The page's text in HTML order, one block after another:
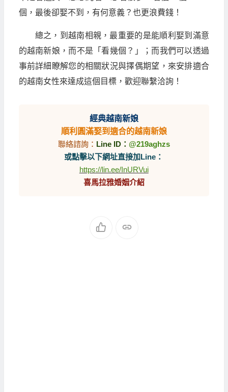
個，最後卻娶不到，有何意義？也更浪費錢！
總之，到越南相親，最重要的是能順利娶到滿意
的越南新娘，而不是「看幾個？」；而我們可以透過
事前詳細瞭解您的相關狀況與擇偶期望，來安排適合
的越南女性來達成這個目標，歡迎聯繫洽詢！
經典越南新娘
順利圓滿娶到適合的越南新娘
聯絡諮詢： Line ID： @219aghzs
或點擊以下網址直接加Line：
https://lin.ee/InURVui
喜馬拉雅婚姻介紹